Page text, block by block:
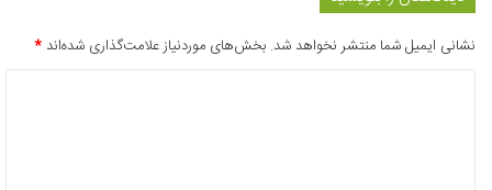
نشانی ایمیل شما منتشر نخواهد شد. بخش‌های موردنیاز علامت‌گذاری شده‌اند*